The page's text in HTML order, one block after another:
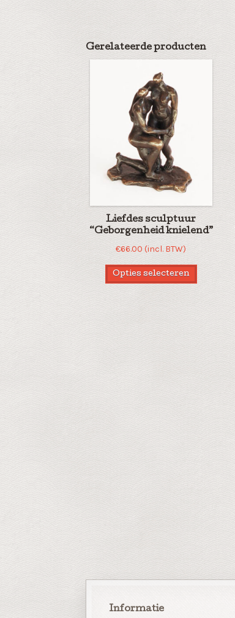
Gerelateerde producten
Liefdes sculptuur
“Geborgenheid knielend”
€66.00 (incl. BTW)
Opties selecteren
Informatie